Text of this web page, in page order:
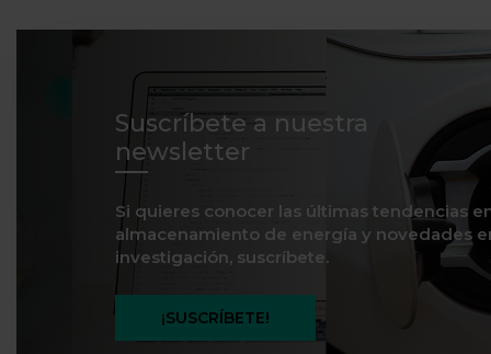
Suscríbete a nuestra
newsletter
Si quieres conocer las últimas tendencias
almacenamiento de energía y novedades
investigación, suscríbete.
¡SUSCRÍBETE!